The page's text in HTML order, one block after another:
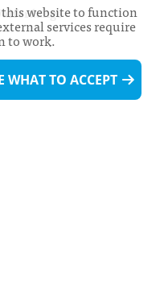
this website to function
services require
to work.
WHAT TO ACCEPT